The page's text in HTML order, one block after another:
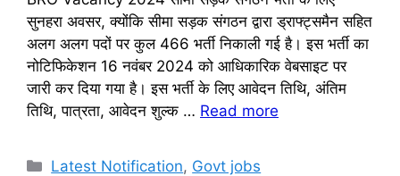
सुनहरा अवसर, क्योंकि सीमा सड़क संगठन द्वारा ड्राफ्ट्समैन सहित
अलग अलग पदों पर कुल 466 भर्ती निकाली गई है। इस भर्ती का
नोटिफिकेशन 16 नवंबर 2024 को आधिकारिक वेबसाइट पर
जारी कर दिया गया है। इस भर्ती के लिए आवेदन तिथि, अंतिम
तिथि, पात्रता, आवेदन शुल्क … Read more
Categories
Latest Notification, Govt jobs